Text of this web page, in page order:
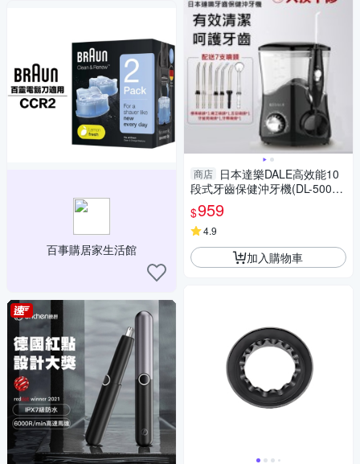
百事購居家生活館
商店 日本達樂DALE高效能10
段式牙齒保健沖牙機(DL-5001
全球電壓設計)
$959
4.9
加入購物車